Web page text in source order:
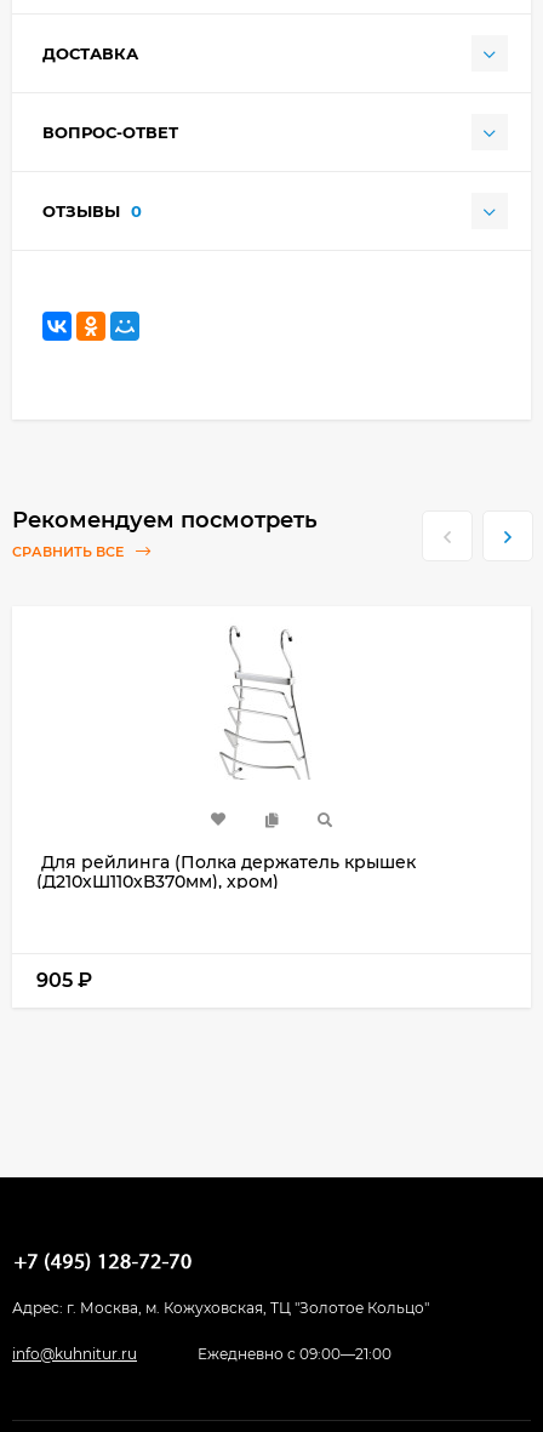
ДОСТАВКА
ВОПРОС-ОТВЕТ
ОТЗЫВЫ 0
Рекомендуем посмотреть
СРАВНИТЬ ВСЕ
Для рейлинга (Полка держатель крышек
(Д210хШ110хВ370мм), хром)
905 ₽
Адрес: г. Москва, м. Кожуховская, ТЦ "Золотое Кольцо"
info@kuhnitur.ru Ежедневно с 09:00—21:00